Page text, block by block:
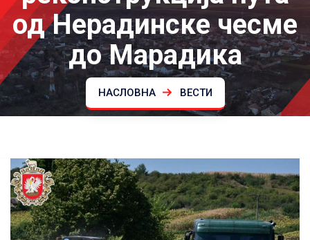
од Нерадинске чесме
до Марадика
НАСЛОВНА ВЕСТИ